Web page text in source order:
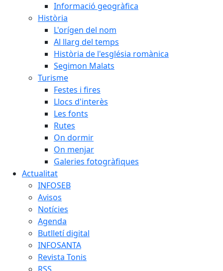
Informació geogràfica
Història
L'orígen del nom
Al llarg del temps
Història de l'església romànica
Segimon Malats
Turisme
Festes i fires
Llocs d'interès
Les fonts
Rutes
On dormir
On menjar
Galeries fotogràfiques
Actualitat
INFOSEB
Avisos
Notícies
Agenda
Butlletí digital
INFOSANTA
Revista Tonis